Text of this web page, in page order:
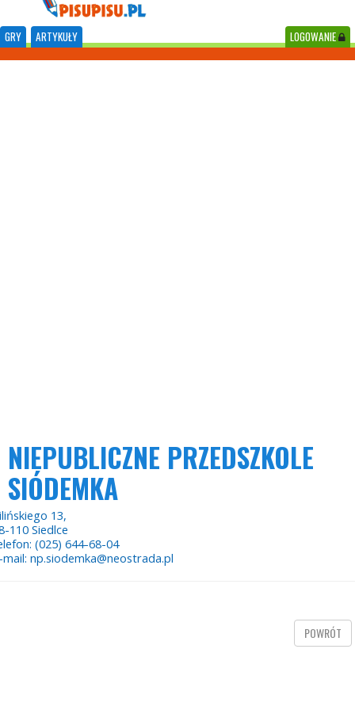
GRY ARTYKUŁY LOGOWANIE
NIEPUBLICZNE PRZEDSZKOLE
SIÓDEMKA
13,
110 Siedlce
(025) 644-68-04
np.siodemka@neostrada.pl
POWRÓT